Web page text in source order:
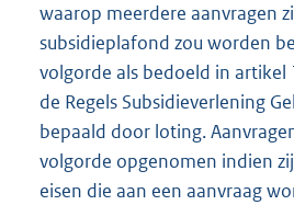
waarop meerdere aanvragen
subsidieplafond zou worden
volgorde als bedoeld in artikel
de Regels Subsidieverlening
bepaald door loting.
volgorde opgenomen indien
eisen die aan een aanvraag